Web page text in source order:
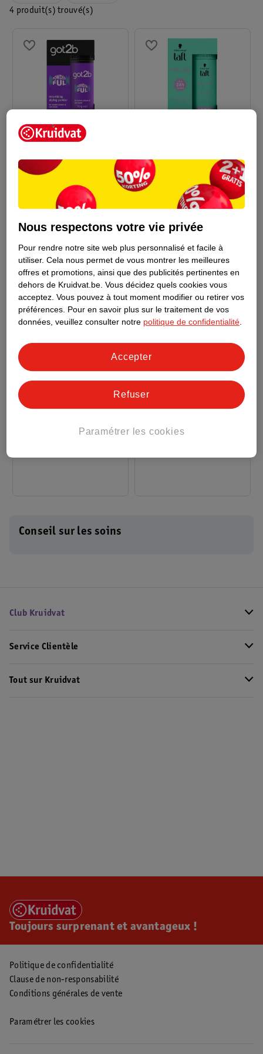
Choisissez parmi les marques connues ou optez pour la Marque
publicitaire et ce site pour connaître les réductions et les
promos 1+1.
4 produit(s) trouvé(s)
Got2b Volumizing
9.
99
4
Taft Ultra Control
Instant Volume Powder
36
Wonder 2-In-1
6.
10g
3.
Conseil sur les soins
Club Kruidvat
Service Clientèle
Tout sur Kruidvat
Toujours surprenant et avantageux !
Politique de confidentialité
Clause de non-responsabilité
Conditions générales de vente
Paramétrer les cookies
Nous respectons votre vie privée
Pour rendre notre site web plus personnalisé et facile à
utiliser. Cela nous permet de vous montrer les meilleures
offres et promotions, ainsi que des publicités pertinentes en
dehors de Kruidvat.be. Vous décidez quels cookies vous
acceptez. Vous pouvez à tout moment modifier ou retirer vos
préférences. Pour en savoir plus sur le traitement de vos
données, veuillez consulter notre politique de confidentialité
Paramétrer les cookies
Refuser
Accepter